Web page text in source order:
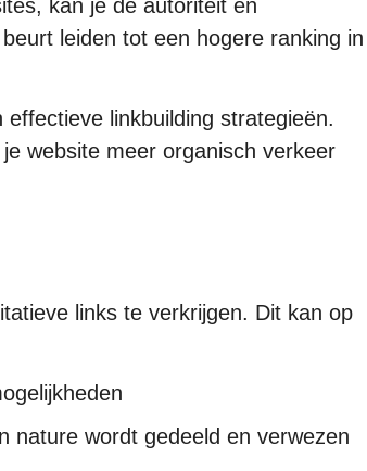
kan je de autoriteit en
leiden tot een hogere ranking in
linkbuilding strategieën.
website meer organisch verkeer
links te verkrijgen. Dit kan op
nature wordt gedeeld en verwezen